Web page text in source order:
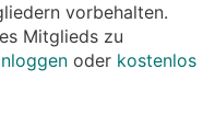
vorbehalten.
Mitglieds zu
oder kostenlos